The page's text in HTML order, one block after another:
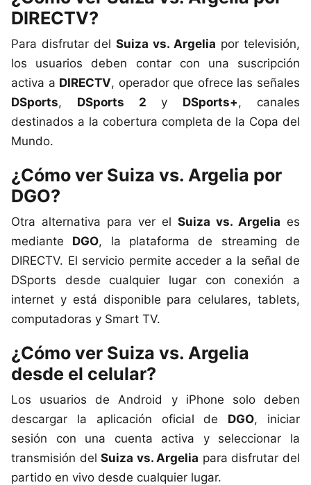
DIRECTV?
Para disfrutar del Suiza vs. Argelia por televisión,
los usuarios deben contar con una suscripción
activa a DIRECTV, operador que ofrece las señales
DSports, DSports 2 y DSports+, canales
destinados a la cobertura completa de la Copa del
Mundo.
¿Cómo ver Suiza vs. Argelia por
DGO?
Otra alternativa para ver el Suiza vs. Argelia es
mediante DGO, la plataforma de streaming de
DIRECTV. El servicio permite acceder a la señal de
DSports desde cualquier lugar con conexión a
internet y está disponible para celulares, tablets,
computadoras y Smart TV.
¿Cómo ver Suiza vs. Argelia
desde el celular?
Los usuarios de Android y iPhone solo deben
descargar la aplicación oficial de DGO, iniciar
sesión con una cuenta activa y seleccionar la
transmisión delSuiza vs. Argelia para disfrutar del
partido en vivo desde cualquier lugar.